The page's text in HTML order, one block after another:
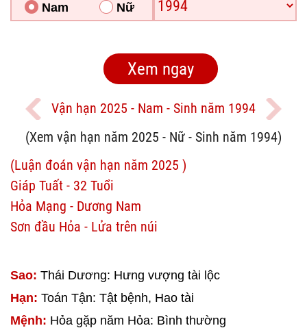
Nam Nữ
Vận hạn 2025 - Nam - Sinh năm 1994
(Xem vận hạn năm 2025 - Nữ - Sinh năm 1994)
(Luận đoán vận hạn năm 2025 )
Giáp Tuất - 32 Tuổi
Hỏa Mạng - Dương Nam
Sơn đầu Hỏa - Lửa trên núi
Sao: Thái Dương: Hưng vượng tài lộc
Hạn: Toán Tận: Tật bệnh, Hao tài
Mệnh: Hỏa gặp năm Hỏa: Bình thường